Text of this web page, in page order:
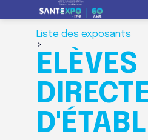
Liste des exposants
>
ELÈVES